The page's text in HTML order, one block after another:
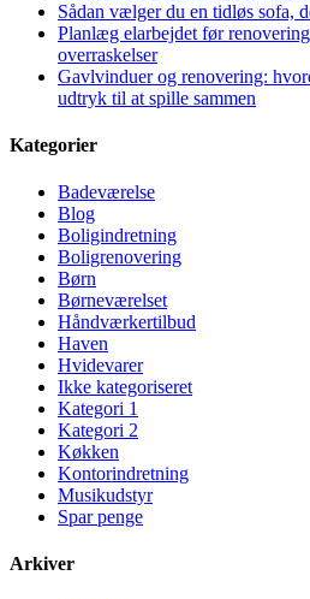
Sådan vælger du en tidløs sofa,
Planlæg elarbejdet før
overraskelser
Gavlvinduer og renovering:
udtryk til at spille sammen
Kategorier
Badeværelse
Blog
Boligindretning
Boligrenovering
Børn
Børneværelset
Håndværkertilbud
Haven
Hvidevarer
Ikke kategoriseret
Kategori 1
Kategori 2
Køkken
Kontorindretning
Musikudstyr
Spar penge
Arkiver